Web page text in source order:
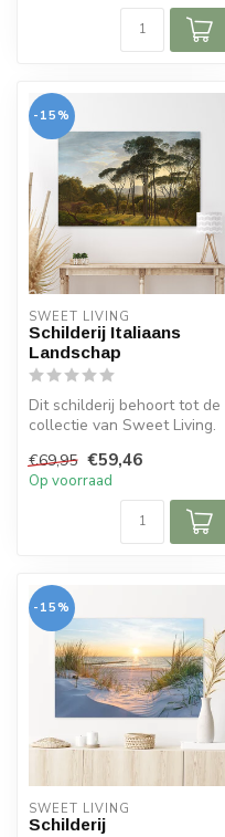
-15%
SWEET LIVING
Schilderij Italiaans
Landschap
Dit schilderij behoort tot de
collectie van Sweet Living.
€69,95 €59,46
Op voorraad
-15%
SWEET LIVING
Schilderij